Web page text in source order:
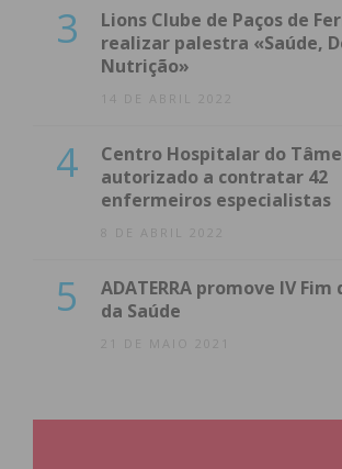
3
Lions Clube de Paços de
realizar palestra «Saúde,
Nutrição»
14 DE ABRIL 2022
4
Centro Hospitalar do
autorizado a contratar 42
enfermeiros especialistas
8 DE ABRIL 2022
5
ADATERRA promove IV Fim
da Saúde
21 DE MAIO 2021